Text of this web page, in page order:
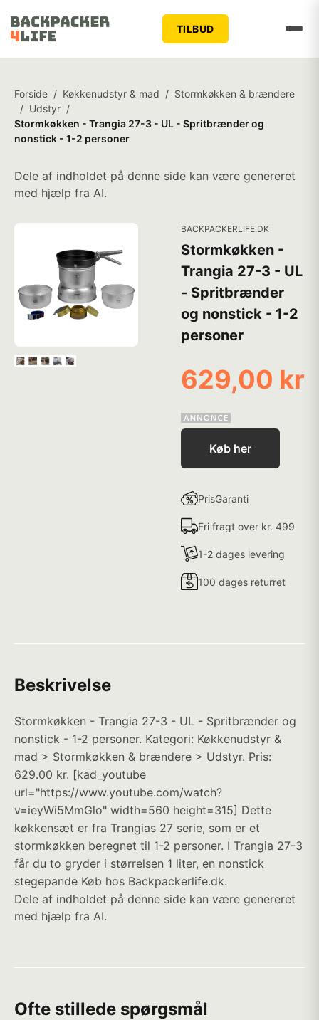
TILBUD
Forside / Køkkenudstyr & mad / Stormkøkken & brændere
/ Udstyr /
Stormkøkken - Trangia 27-3 - UL - Spritbrænder og
nonstick - 1-2 personer
Dele af indholdet på denne side kan være genereret
med hjælp fra AI.
BACKPACKERLIFE.DK
Stormkøkken -
Trangia 27-3 - UL
- Spritbrænder
og nonstick - 1-2
personer
629,00 kr
Køb her
PrisGaranti
Fri fragt over kr. 499
1-2 dages levering
100 dages returret
Beskrivelse
Stormkøkken - Trangia 27-3 - UL - Spritbrænder og
nonstick - 1-2 personer. Kategori: Køkkenudstyr &
mad > Stormkøkken & brændere > Udstyr. Pris:
629.00 kr. [kad_youtube
url="https://www.youtube.com/watch?
v=ieyWi5MmGlo" width=560 height=315] Dette
køkkensæt er fra Trangias 27 serie, som er et
stormkøkken beregnet til 1-2 personer. I Trangia 27-3
får du to gryder i størrelsen 1 liter, en nonstick
stegepande Køb hos Backpackerlife.dk.
Dele af indholdet på denne side kan være genereret
med hjælp fra AI.
Ofte stillede spørgsmål